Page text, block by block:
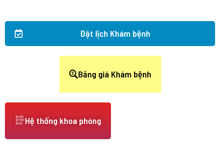
Đặt lịch Khám bệnh
Bảng giá Khám bệnh
Hệ thống khoa phòng